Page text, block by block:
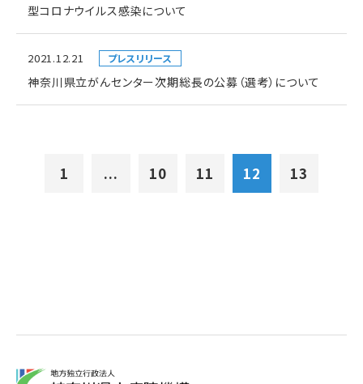
型コロナウイルス感染について
2021.12.21 プレスリリース
神奈川県立がんセンター次期総長の公募（選考）について
1 ... 10 11 12 13